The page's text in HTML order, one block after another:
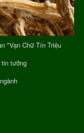
"Vạn Chữ Tín Triệu
tưởng